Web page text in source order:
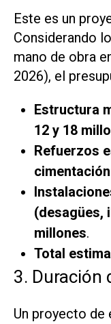
Este es un
Considerando
mano de obra
2026), el
Estructura
12 y 18
Refuerzos
(desagües,
millones.
Total
3. Duración
Un proyecto de